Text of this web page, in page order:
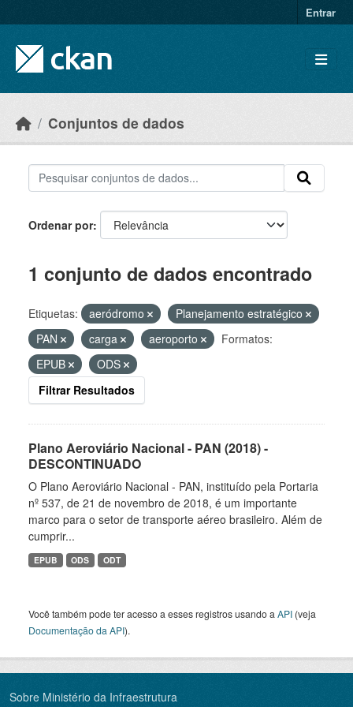
Entrar
Conjuntos de dados
Ordenar por
1 conjunto de dados encontrado
Etiquetas: aeródromo
Planejamento estratégico
PAN
carga aeroporto
Formatos:
EPUB
ODS
Filtrar Resultados
Plano Aeroviário Nacional - PAN (2018) -
DESCONTINUADO
O Plano Aeroviário Nacional - PAN, instituído pela Portaria
nº 537, de 21 de novembro de 2018, é um importante
marco para o setor de transporte aéreo brasileiro. Além de
cumprir...
EPUB ODS ODT
Você também pode ter acesso a esses registros usando a API (veja
Documentação da API).
Sobre Ministério da Infraestrutura